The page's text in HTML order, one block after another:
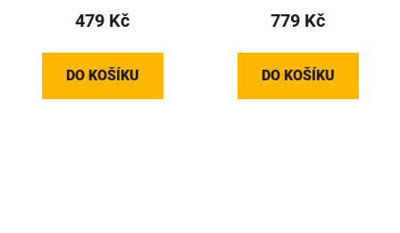
479 Kč
DO KOŠÍKU
779 Kč
DO KOŠÍKU